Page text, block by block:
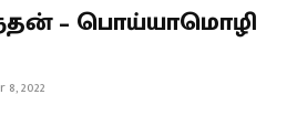
– பொய்யாமொழி
8, 2022